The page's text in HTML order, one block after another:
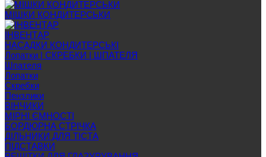
МІШКИ КОНДИТЕРСЬКИ
ІНВЕНТАР
НАСАДКИ КОНДИТЕРСЬКІ
Лопатки | СКРЕБКИ | ШПАТЕЛЯ
Шпателя
Лопатки
Скребки
Пензлики
ВІНЧИКИ
МІРНІ ЄМНОСТІ
БОРДЮРНА СТРІЧКА
ДІЛЬНИКИ ДЛЯ ТІСТА
ПІДСТАВКИ